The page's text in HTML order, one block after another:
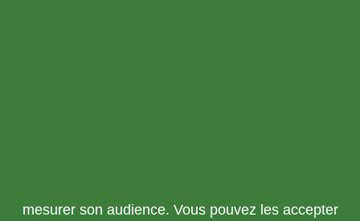
mesurer son audience. Vous pouvez les accepter